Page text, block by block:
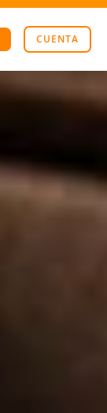
CUENTA